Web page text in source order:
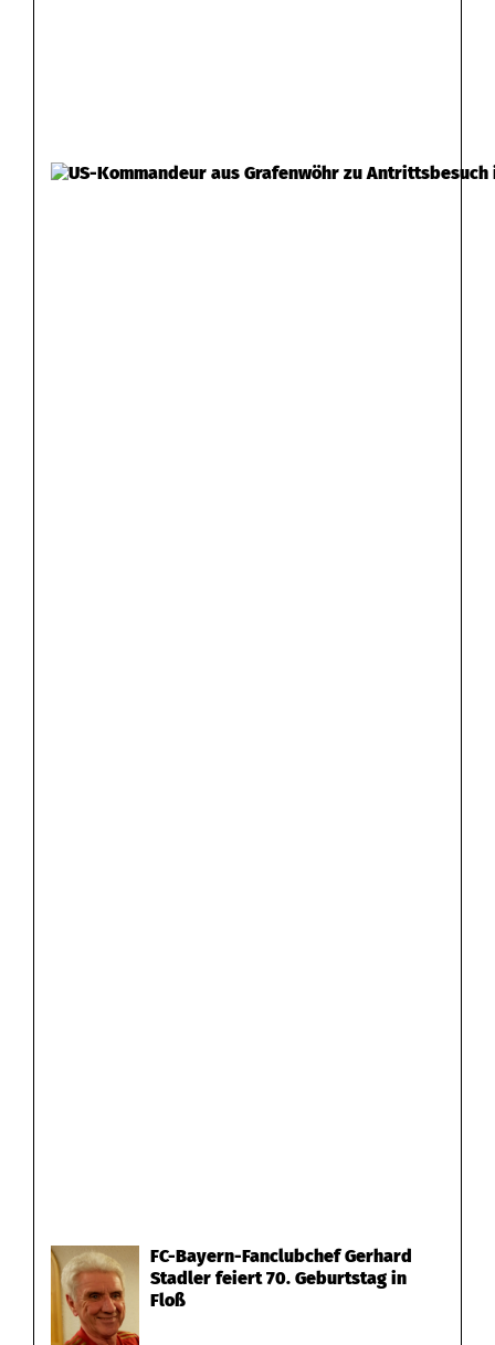
FC-Bayern-Fanclubchef Gerhard
Stadler feiert 70. Geburtstag in
Floß